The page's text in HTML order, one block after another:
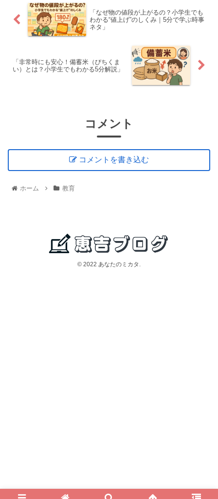
「なぜ物の値段が上がるの？小学生でも
わかる“値上げ”のしくみ｜5分で学ぶ時事
ネタ」
「非常時にも安心！備蓄米（びちくま
い）とは？小学生でもわかる5分解説」
コメント
コメントを書き込む
ホーム 教育
© 2022 あなたのミカタ.